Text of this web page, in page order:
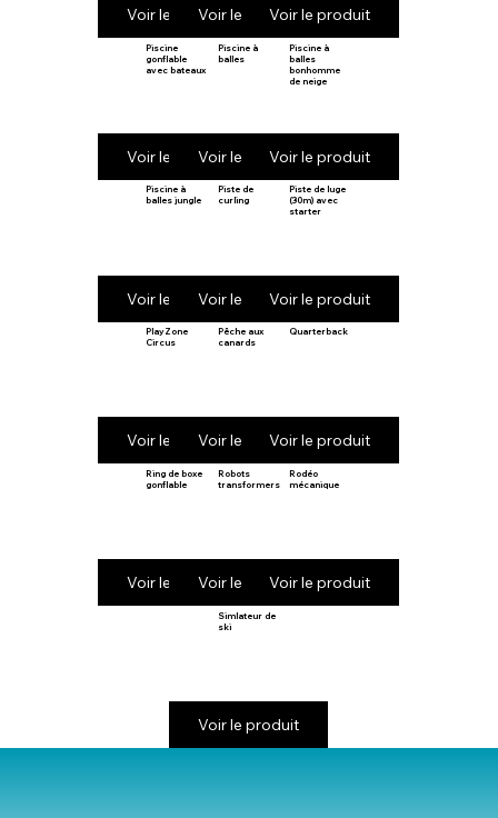
Voir le produitVoir le produitVoir le produit
Piscine
gonflable
avec bateaux
Voir le produit
Piscine à
balles
Voir le produit
Piscine à
balles
bonhomme
de neige
Voir le produit
Piscine à
balles jungle
Voir le produit
Piste de
curling
Voir le produit
Piste de luge
(30m) avec
starter
Voir le produit
PlayZone
Circus
Voir le produit
Pêche aux
canards
Voir le produit
Quarterback
Voir le produit
Ring de boxe
gonflable
Voir le produit
Robots
transformers
Voir le produit
Rodéo
mécanique
Voir le produit
Simlateur de
ski
Voir le produit